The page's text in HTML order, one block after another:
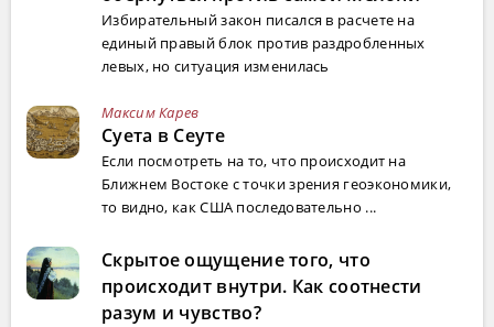
Избирательный закон писался в расчете на
единый правый блок против раздробленных
левых, но ситуация изменилась
Максим Карев
Суета в Сеуте
Если посмотреть на то, что происходит на
Ближнем Востоке с точки зрения геоэкономики,
то видно, как США последовательно ...
Скрытое ощущение того, что
происходит внутри. Как соотнести
разум и чувство?